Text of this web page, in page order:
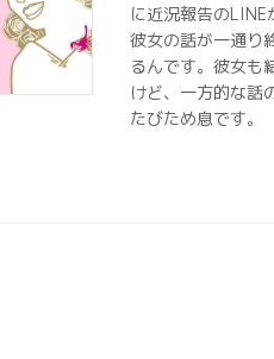
に近況報告のLINE
彼女の話が一通り
るんです。彼女も
けど、一方的な話
たびため息です。